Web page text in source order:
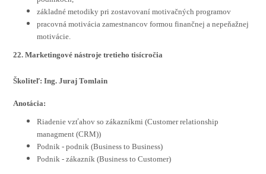
základné metodiky pri zostavovaní motivačných programov
pracovná motivácia zamestnancov formou finančnej a nepeňažnej
motivácie.
22. Marketingové nástroje tretieho tisícročia
Školiteľ: Ing. Juraj Tomlain
Anotácia:
Riadenie vzťahov so zákazníkmi (Customer relationship
managment (CRM))
Podnik - podnik (Business to Business)
Podnik - zákazník (Business to Customer)